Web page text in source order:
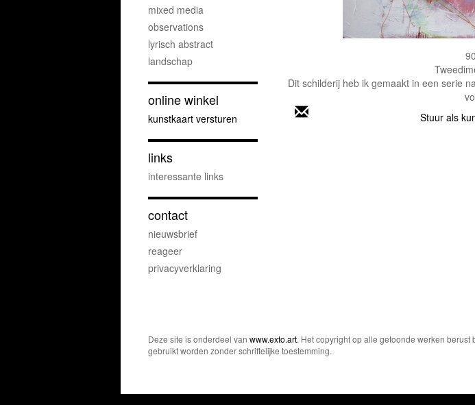
Dit schilderij heb ik gemaakt in een serie
Stuur als
mixed media
observations
lyrisch abstract
landschap
online winkel
kunstkaart versturen
links
interessante links
contact
nieuwsbrief
reageer
privacyverklaring
Deze site is onderdeel van www.exto.art. Het copyright op alle getoonde werken
gebruikt worden zonder schriftelijke toestemming.